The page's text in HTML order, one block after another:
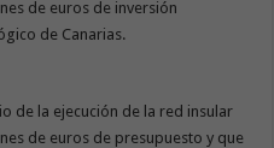
de euros de inversión
de Canarias.
de la ejecución de la red insular
de euros de presupuesto y que